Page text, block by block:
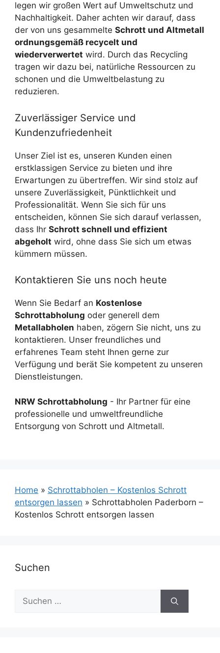
legen wir großen Wert auf Umweltschutz und
Nachhaltigkeit. Daher achten wir darauf, dass
der von uns gesammelte Schrott und Altmetall
ordnungsgemäß recycelt und
wiederverwertet wird. Durch das Recycling
tragen wir dazu bei, natürliche Ressourcen zu
schonen und die Umweltbelastung zu
reduzieren.
Zuverlässiger Service und
Kundenzufriedenheit
Unser Ziel ist es, unseren Kunden einen
erstklassigen Service zu bieten und ihre
Erwartungen zu übertreffen. Wir sind stolz auf
unsere Zuverlässigkeit, Pünktlichkeit und
Professionalität. Wenn Sie sich für uns
entscheiden, können Sie sich darauf verlassen,
dass Ihr Schrott schnell und effizient
abgeholt wird, ohne dass Sie sich um etwas
kümmern müssen.
Kontaktieren Sie uns noch heute
Wenn Sie Bedarf an Kostenlose
Schrottabholung oder generell dem
Metallabholen haben, zögern Sie nicht, uns zu
kontaktieren. Unser freundliches und
erfahrenes Team steht Ihnen gerne zur
Verfügung und berät Sie kompetent zu unseren
Dienstleistungen.
NRW Schrottabholung - Ihr Partner für eine
professionelle und umweltfreundliche
Entsorgung von Schrott und Altmetall.
Home » Schrottabholen – Kostenlos Schrott
entsorgen lassen » Schrottabholen Paderborn –
Kostenlos Schrott entsorgen lassen
Suchen
Suchen
nach: